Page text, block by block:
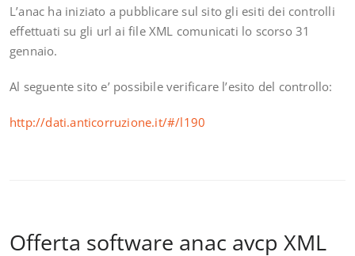
L’anac ha iniziato a pubblicare sul sito gli esiti dei controlli
effettuati su gli url ai file XML comunicati lo scorso 31
gennaio.
Al seguente sito e’ possibile verificare l’esito del controllo:
http://dati.anticorruzione.it/#/l190
Offerta software anac avcp XML